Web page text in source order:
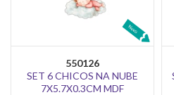
550126
SET 6 CHICOS NA NUBE
7X5.7X0.3CM MDF